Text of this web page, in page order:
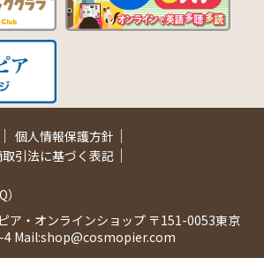
｜ 個人情報保護方針 ｜
引法に基づく表記 ｜
・オンラインショップ 〒151-0053東京
4 Mail:shop@cosmopier.com